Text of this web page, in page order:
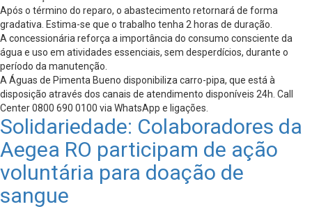
Após o término do reparo, o abastecimento retornará de forma
gradativa. Estima-se que o trabalho tenha 2 horas de duração.
A concessionária reforça a importância do consumo consciente da
água e uso em atividades essenciais, sem desperdícios, durante o
período da manutenção.
A Águas de Pimenta Bueno disponibiliza carro-pipa, que está à
disposição através dos canais de atendimento disponíveis 24h. Call
Center 0800 690 0100 via WhatsApp e ligações.
Solidariedade: Colaboradores da
Aegea RO participam de ação
voluntária para doação de
sangue